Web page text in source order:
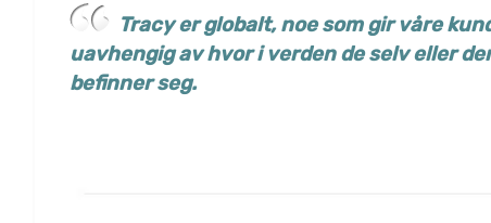
Tracy er globalt, noe som gir våre
uavhengig av hvor i verden de selv eller
befinner seg.